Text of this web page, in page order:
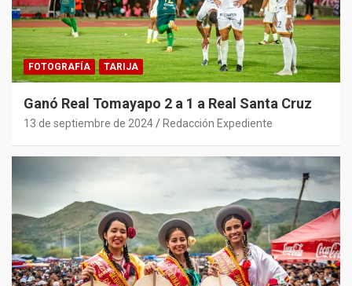
FOTOGRAFÍA TARIJA
Ganó Real Tomayapo 2 a 1 a Real Santa Cruz
13 de septiembre de 2024 Redacción Expediente